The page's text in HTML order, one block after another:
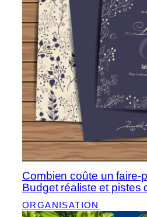
Combien coûte un faire-
Budget réaliste et pistes
ORGANISATION